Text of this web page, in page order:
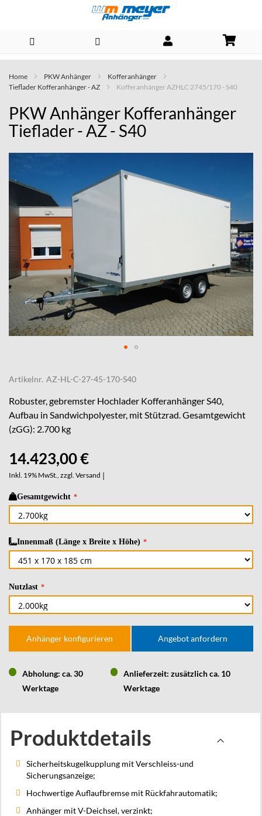
Direkt
zum
Inhalt
Home PKW Anhänger
Kofferanhänger
Tieflader Kofferanhänger - AZ
Kofferanhänger AZHLC 2745/170 - S40
PKW Anhänger Kofferanhänger
Tieflader - AZ - S40
Skip
the
of
the
images
gallery
the
beginning
of
the
images
Artikelnr. AZ-HL-C-27-45-170-S40
Robuster, gebremster Hochlader Kofferanhänger S40,
Aufbau in Sandwichpolyester, mit Stützrad. Gesamtgewicht
(zGG): 2.700 kg
14.423,00 €
Inkl. 19% MwSt., zzgl. Versand |
Gesamtgewicht
Innenmaß (Länge x Breite x Höhe)
Nutzlast
Anhänger konfigurieren Angebot anfordern
Abholung: ca. 30
Werktage
Anlieferzeit: zusätzlich ca. 10
Werktage
Produktdetails
Sicherheitskugelkupplung mit Verschleiss-und
Sicherungsanzeige;
Hochwertige Auflaufbremse mit Rückfahrautomatik;
Anhänger mit V-Deichsel, verzinkt;